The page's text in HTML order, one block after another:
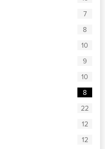
7
8
10
9
10
8
22
12
12